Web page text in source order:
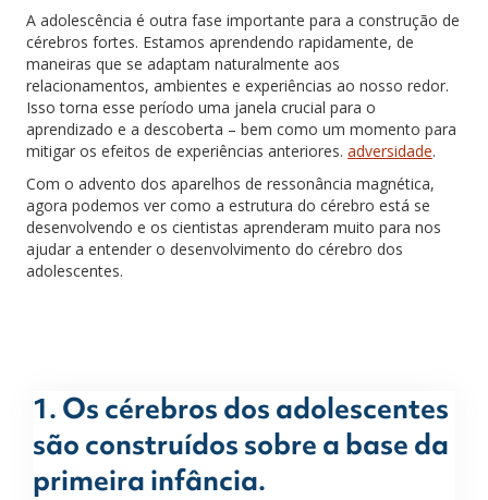
A adolescência é outra fase importante para a construção de
cérebros fortes. Estamos aprendendo rapidamente, de
maneiras que se adaptam naturalmente aos
relacionamentos, ambientes e experiências ao nosso redor.
Isso torna esse período uma janela crucial para o
aprendizado e a descoberta – bem como um momento para
mitigar os efeitos de experiências anteriores. adversidade.
Com o advento dos aparelhos de ressonância magnética,
agora podemos ver como a estrutura do cérebro está se
desenvolvendo e os cientistas aprenderam muito para nos
ajudar a entender o desenvolvimento do cérebro dos
adolescentes.
1. Os cérebros dos adolescentes
são construídos sobre a base da
primeira infância.